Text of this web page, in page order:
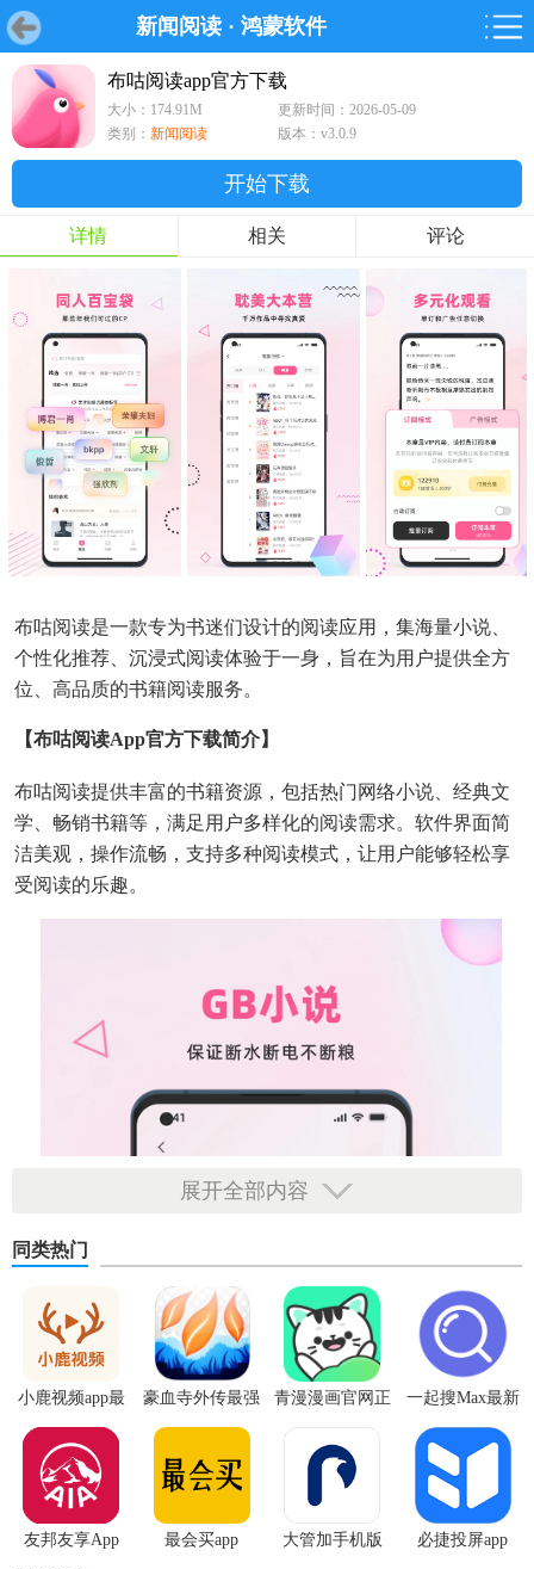
新闻阅读 · 鸿蒙软件
首页 游戏 软件 鸿蒙游戏
首页 游戏 软件 鸿蒙
游戏
鸿蒙
软件
专题
布咕阅读app官方下载
大小：174.91M
更新时间：2026-05-09
类别： 新闻阅读 版本：v3.0.9
开始下载
详情 相关 评论
布咕阅读是一款专为书迷们设计的阅读应用，集海量小说、
个性化推荐、沉浸式阅读体验于一身，旨在为用户提供全方
位、高品质的书籍阅读服务。
【布咕阅读app官方下载简介】
布咕阅读提供丰富的书籍资源，包括热门网络小说、经典文
学、畅销书籍等，满足用户多样化的阅读需求。软件界面简
洁美观，操作流畅，支持多种阅读模式，让用户能够轻松享
受阅读的乐趣。
展开全部内容
同类热门
小鹿视频app最
新版
豪血寺外传最强
传说无限血版
青漫漫画官网正
一起搜Max最新
版
友邦友享App 最会买app 大管加手机版 必捷投屏app